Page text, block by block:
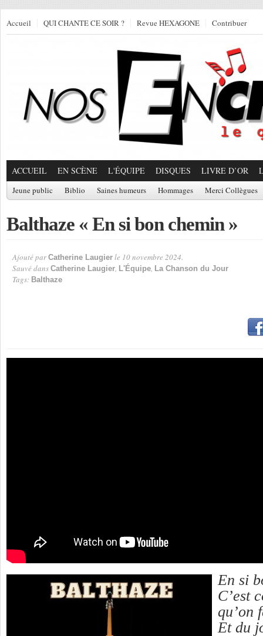
Accueil QUI CHANTE CE SOIR ? Revue HEXAGONE Contribuer
ACCUEIL EN SCÈNE L'ÉQUIPE DISQUES LIVRE D’OR
Jeune public Biblio Saines humeurs Hommages Merci Collègues
Balthaze « En si bon chemin »
Ajouté par Catherine Laugier le 10 novembre 2024.
Sauvé dans Catherine Laugier, L'Équipe, La Chanson du Jour
Tags: Balthaze
En si
C’est
qu’on
Et du